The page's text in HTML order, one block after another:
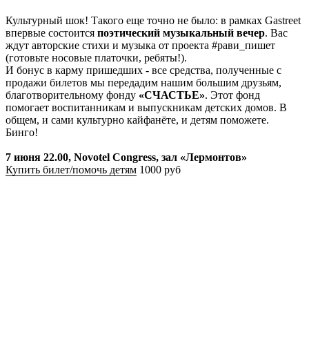
Культурный шок! Такого еще точно не было: в рамках Gastreet
впервые состоится поэтический музыкальный вечер. Вас
ждут авторские стихи и музыка от проекта #рави_пишет
(готовьте носовые платочки, ребяты!).
И бонус в карму пришедших - все средства, полученные с
продажи билетов мы передадим нашим большим друзьям,
благотворительному фонду «СЧАСТЬЕ». Этот фонд
помогает воспитанникам и выпускникам детских домов. В
общем, и сами культурно кайфанёте, и детям поможете.
Бинго!
7 июня 22.00, Novotel Congress, зал «Лермонтов»
Купить билет/помочь детям 1000 руб